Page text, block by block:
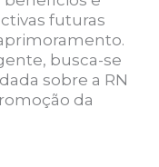
futuras
busca-se
sobre a RN
da